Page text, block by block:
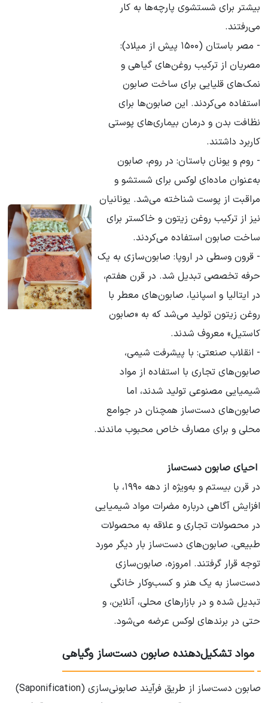
بیشتر برای شستشوی پارچه‌ها به کار
می‌رفتند.
- مصر باستان (۱۵۰۰ پیش از میلاد):
مصریان از ترکیب روغن‌های گیاهی و
نمک‌های قلیایی برای ساخت صابون
استفاده می‌کردند. این صابون‌ها برای
نظافت بدن و درمان بیماری‌های پوستی
کاربرد داشتند.
- روم و یونان باستان: در روم، صابون
به‌عنوان ماده‌ای لوکس برای شستشو و
مراقبت از پوست شناخته می‌شد. یونانیان
نیز از ترکیب روغن زیتون و خاکستر برای
ساخت صابون استفاده می‌کردند.
- قرون وسطی در اروپا: صابون‌سازی به یک
حرفه تخصصی تبدیل شد. در قرن هفتم،
در ایتالیا و اسپانیا، صابون‌های معطر با
روغن زیتون تولید می‌شد که به «صابون
کاستیل» معروف شدند.
- انقلاب صنعتی: با پیشرفت شیمی،
صابون‌های تجاری با استفاده از مواد
شیمیایی مصنوعی تولید شدند، اما
صابون‌های دست‌ساز همچنان در جوامع
محلی و برای مصارف خاص محبوب ماندند.
احیای صابون دست‌ساز
در قرن بیستم و به‌ویژه از دهه ۱۹۹۰، با
افزایش آگاهی درباره مضرات مواد شیمیایی
در محصولات تجاری و علاقه به محصولات
طبیعی، صابون‌های دست‌ساز بار دیگر مورد
توجه قرار گرفتند. امروزه، صابون‌سازی
دست‌ساز به یک هنر و کسب‌وکار خانگی
تبدیل شده و در بازارهای محلی، آنلاین، و
حتی در برندهای لوکس عرضه می‌شود.
مواد تشکیل‌دهنده صابون دست‌ساز وگیاهی
صابون دست‌ساز از طریق فرآیند صابونی‌سازی (Saponification)